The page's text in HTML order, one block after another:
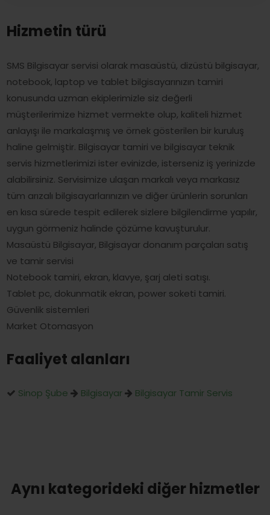
Hizmetin türü
SMS Bilgisayar servisi olarak masaüstü, dizüstü bilgisayar,
notebook, laptop ve tablet bilgisayarınızın tamiri
konusunda uzman ekiplerimizle siz değerli
müşterilerimize hizmet vermekte olup, kaliteli hizmet
anlayışı ile markalaşmış ve örnek gösterilen bir kuruluş
haline gelmiştir. Bilgisayar tamiri ve bilgisayar teknik
servis hizmetlerimizi ister evinizde, isterseniz iş yerinizde
alabilirsiniz. Servisimize ulaşan markalı veya markasız
tüm arızalı bilgisayarlarınızın ve diğer ürünlerin sorunları
en kısa sürede tespit edilerek sizlere bilgilendirme yapılır,
uygun görmeniz halinde çözüme kavuşturulur.
Masaüstü Bilgisayar, Bilgisayar donanım parçaları satış
ve tamir servisi
Notebook tamiri, ekran, klavye, şarj aleti satışı.
Tablet pc, dokunmatik ekran, power soketi tamiri.
Güvenlik sistemleri
Market Otomasyon
Faaliyet alanları
Sinop Şube Bilgisayar Bilgisayar Tamir Servis
Aynı kategorideki diğer hizmetler